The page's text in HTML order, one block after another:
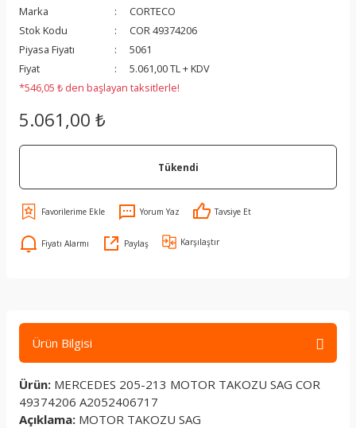
Marka
CORTECO
Stok Kodu
COR 49374206
Piyasa Fiyatı
5061
Fiyat
5.061,00 TL + KDV
*546,05 ₺ den başlayan taksitlerle!
5.061,00 ₺
Tükendi
Yorum Yaz Tavsiye Et
Fiyatı Alarmı Paylaş Karşılaştır
Ürün Bilgisi
Ürün: MERCEDES 205-213 MOTOR TAKOZU SAG COR
49374206 A2052406717
Açıklama: MOTOR TAKOZU SAG